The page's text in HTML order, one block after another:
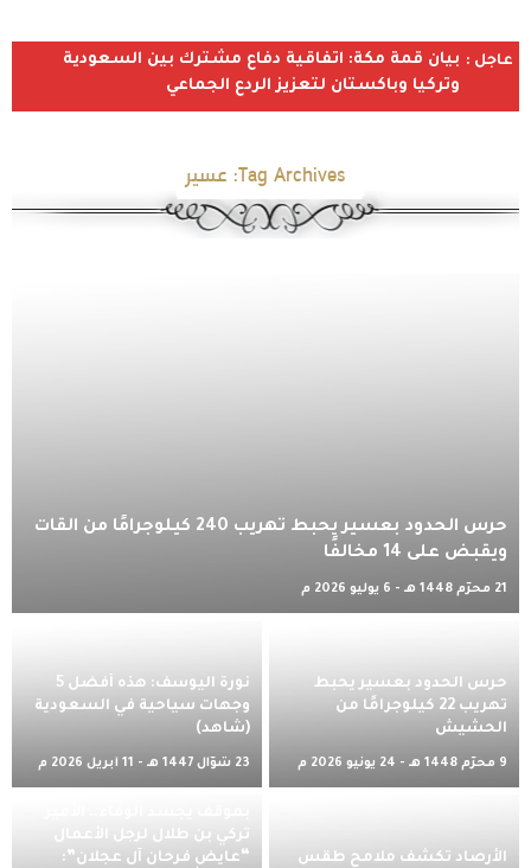
عاجل : بيان قمة مكة: اتفاقية دفاع مشترك بين السعودية
وتركيا وباكستان لتعزيز الردع الجماعي
Tag Archives: عسير
حرس الحدود بعسير يحبط تهريب 240 كيلوجرامًا من القات
ويقبض على 14 مخالفًا
21 محرّم 1448 هـ - 6 يوليو 2026 م
حرس الحدود بعسير يحبط
تهريب 22 كيلوجرامًا من
الحشيش
9 محرّم 1448 هـ - 24 يونيو 2026 م
نورة اليوسف: هذه أفضل 5
وجهات سياحية في السعودية
(شاهد)
23 شوّال 1447 هـ - 11 أبريل 2026 م
الأرصاد تكشف ملامح طقس
تركي بن طلال لرجل الأعمال
“عايض فرحان آل عجلان”: